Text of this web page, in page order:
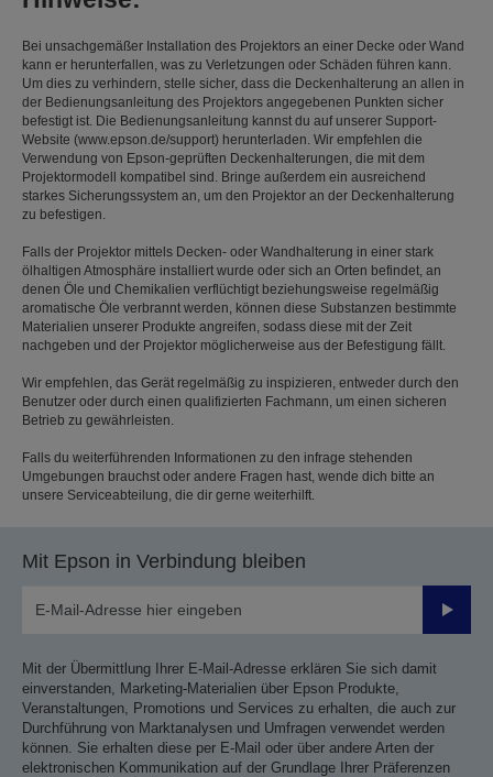
Bei unsachgemäßer Installation des Projektors an einer Decke oder Wand
kann er herunterfallen, was zu Verletzungen oder Schäden führen kann.
Um dies zu verhindern, stelle sicher, dass die Deckenhalterung an allen in
der Bedienungsanleitung des Projektors angegebenen Punkten sicher
befestigt ist. Die Bedienungsanleitung kannst du auf unserer Support-
Website (www.epson.de/support) herunterladen. Wir empfehlen die
Verwendung von Epson-geprüften Deckenhalterungen, die mit dem
Projektormodell kompatibel sind. Bringe außerdem ein ausreichend
starkes Sicherungssystem an, um den Projektor an der Deckenhalterung
zu befestigen.
Falls der Projektor mittels Decken- oder Wandhalterung in einer stark
ölhaltigen Atmosphäre installiert wurde oder sich an Orten befindet, an
denen Öle und Chemikalien verflüchtigt beziehungsweise regelmäßig
aromatische Öle verbrannt werden, können diese Substanzen bestimmte
Materialien unserer Produkte angreifen, sodass diese mit der Zeit
nachgeben und der Projektor möglicherweise aus der Befestigung fällt.
Wir empfehlen, das Gerät regelmäßig zu inspizieren, entweder durch den
Benutzer oder durch einen qualifizierten Fachmann, um einen sicheren
Betrieb zu gewährleisten.
Falls du weiterführenden Informationen zu den infrage stehenden
Umgebungen brauchst oder andere Fragen hast, wende dich bitte an
unsere Serviceabteilung, die dir gerne weiterhilft.
Mit Epson in Verbindung bleiben
Mit der Übermittlung Ihrer E-Mail-Adresse erklären Sie sich damit
einverstanden, Marketing-Materialien über Epson Produkte,
Veranstaltungen, Promotions und Services zu erhalten, die auch zur
Durchführung von Marktanalysen und Umfragen verwendet werden
können. Sie erhalten diese per E-Mail oder über andere Arten der
elektronischen Kommunikation auf der Grundlage Ihrer Präferenzen